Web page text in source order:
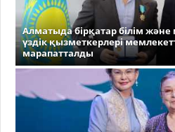
Алматыда бірқатар білім
үздік қызметкерлері
марапатталды